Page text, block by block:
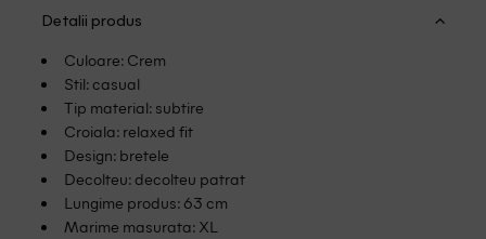
Detalii produs
Culoare: Crem
Stil: casual
Tip material: subtire
Croiala: relaxed fit
Design: bretele
Decolteu: decolteu patrat
Lungime produs: 63 cm
Marime masurata: XL